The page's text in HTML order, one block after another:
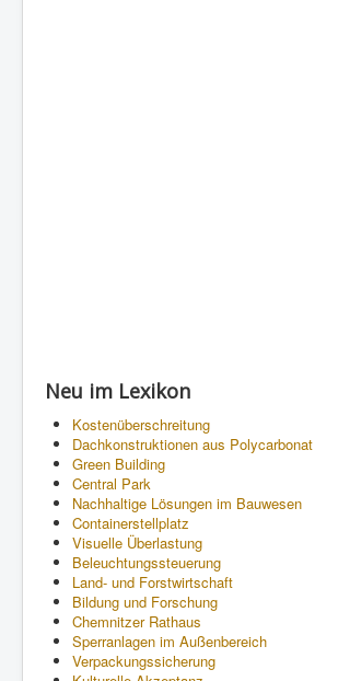
Neu im Lexikon
Kostenüberschreitung
Dachkonstruktionen aus Polycarbonat
Green Building
Central Park
Nachhaltige Lösungen im Bauwesen
Containerstellplatz
Visuelle Überlastung
Beleuchtungssteuerung
Land- und Forstwirtschaft
Bildung und Forschung
Chemnitzer Rathaus
Sperranlagen im Außenbereich
Verpackungssicherung